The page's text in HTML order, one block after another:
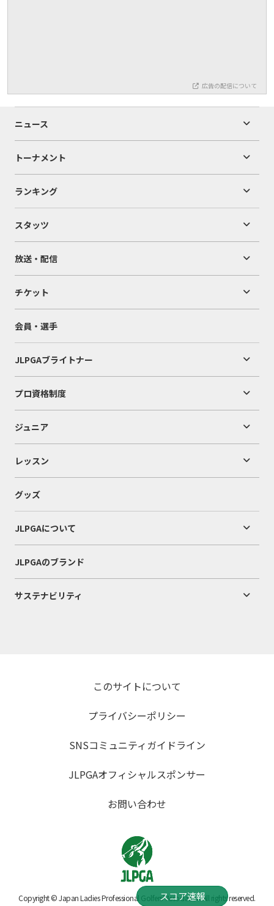
広告の配信について
ニュース
トーナメント
ランキング
スタッツ
放送・配信
チケット
会員・選手
JLPGAブライトナー
プロ資格制度
ジュニア
レッスン
グッズ
JLPGAについて
JLPGAのブランド
サステナビリティ
このサイトについて
プライバシーポリシー
SNSコミュニティガイドライン
JLPGAオフィシャルスポンサー
お問い合わせ
Copyright © Japan Ladies Professional Golfers' Association All rights reserved.
スコア速報